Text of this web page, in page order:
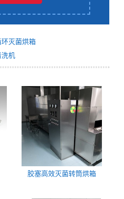
灭菌烘箱
机
胶塞高效灭菌转筒烘箱